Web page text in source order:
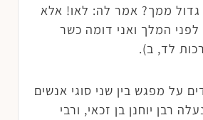
גדול ממך? אמר לה: לאו! אלא
המלך ואני דומה כשר
לד, ב).
על מפגש בין שני סוגי אנשים
רבן יוחנן בן זכאי, ורבי